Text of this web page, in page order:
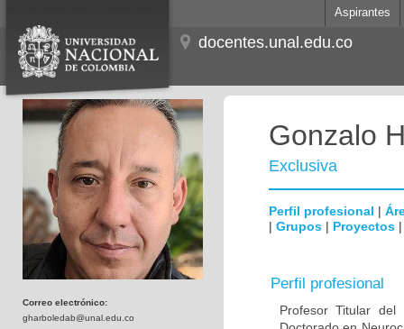
Aspirantes
docentes.unal.edu.co
Correo electrónico:
gharboledab@unal.edu.co
Gonzalo
Exclusiva
Perfil profesional |
| Grupos | Proyectos
Perfil profesional
Profesor Titular